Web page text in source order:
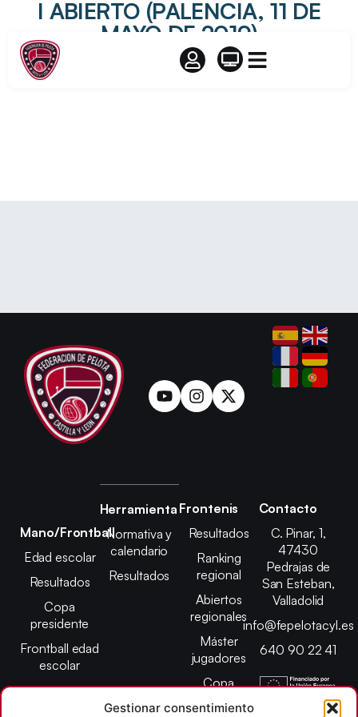
Gestionar consentimiento
I ABIERTO (PALENCIA, 11 DE
MAYO DE 2019)
Mano/Frontball
Edad escolar
Resultados
Copa
presidente
Frontball edad
escolar
Herramienta
Normativa y
calendario
Resultados
Frontenis
Resultados
Ranking
regional
Abiertos
regionales
Máster
jugadores
Copa
presidente
Contacto
C. Pinar, 1,
47430
Pedrajas de
San Esteban,
Valladolid
info@fepelotacyl.es
640 90 22 41